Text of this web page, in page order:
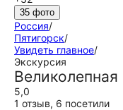
35 фото
Россия/
Пятигорск/
Увидеть главное/
Экскурсия
5,0
1 отзыв, 6 посетили